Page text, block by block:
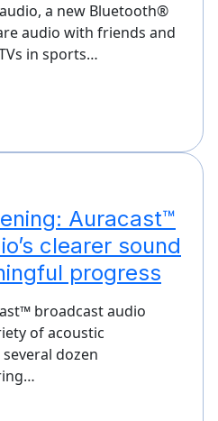
a new Bluetooth®
audio with friends and
in sports…
Auracast™
clearer sound
progress
broadcast audio
of acoustic
dozen